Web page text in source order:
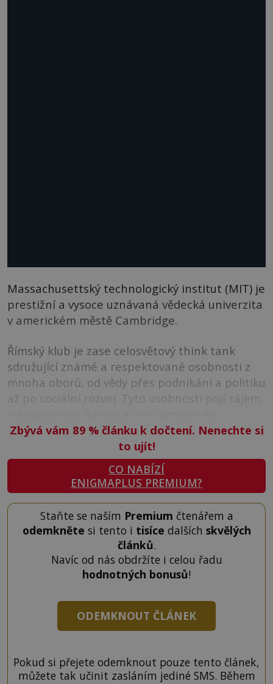
Massachusettský technologický institut (MIT) je
prestižní a vysoce uznávaná vědecká univerzita
v americkém městě Cambridge.
Římský klub je zase celosvětový think tank
sdružující známé a respektované osobnosti z
mnoha oborů, od vědy přes podnikání a politiku
až po sociální rozvoj. Tyto osobnosti pojí zájem
Zbývá vám 89 %článku k dočtení. Nenechte si
to ujít!
CO NABÍZÍ
ENIGMAPLUS PREMIUM?
Staňte se naším Premium čtenářem a
odemkněte si tento i tisíce dalších skvělých
článků.
Navíc od nás obdržíte i celou řadu
hodnotných bonusů!
ODEMKNOUT ČLÁNEK
Pokud si přejete odemknout pouze tento článek,
můžete tak učinit zasláním jediné SMS. Během